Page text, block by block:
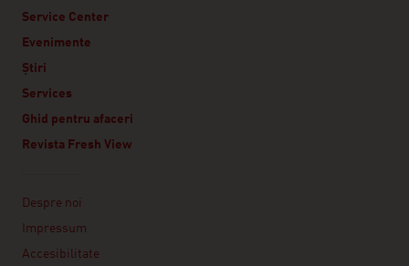
Service Center
Evenimente
Știri
Services
Ghid pentru afaceri
Revista Fresh View
Despre noi
Impressum
Accesibilitate